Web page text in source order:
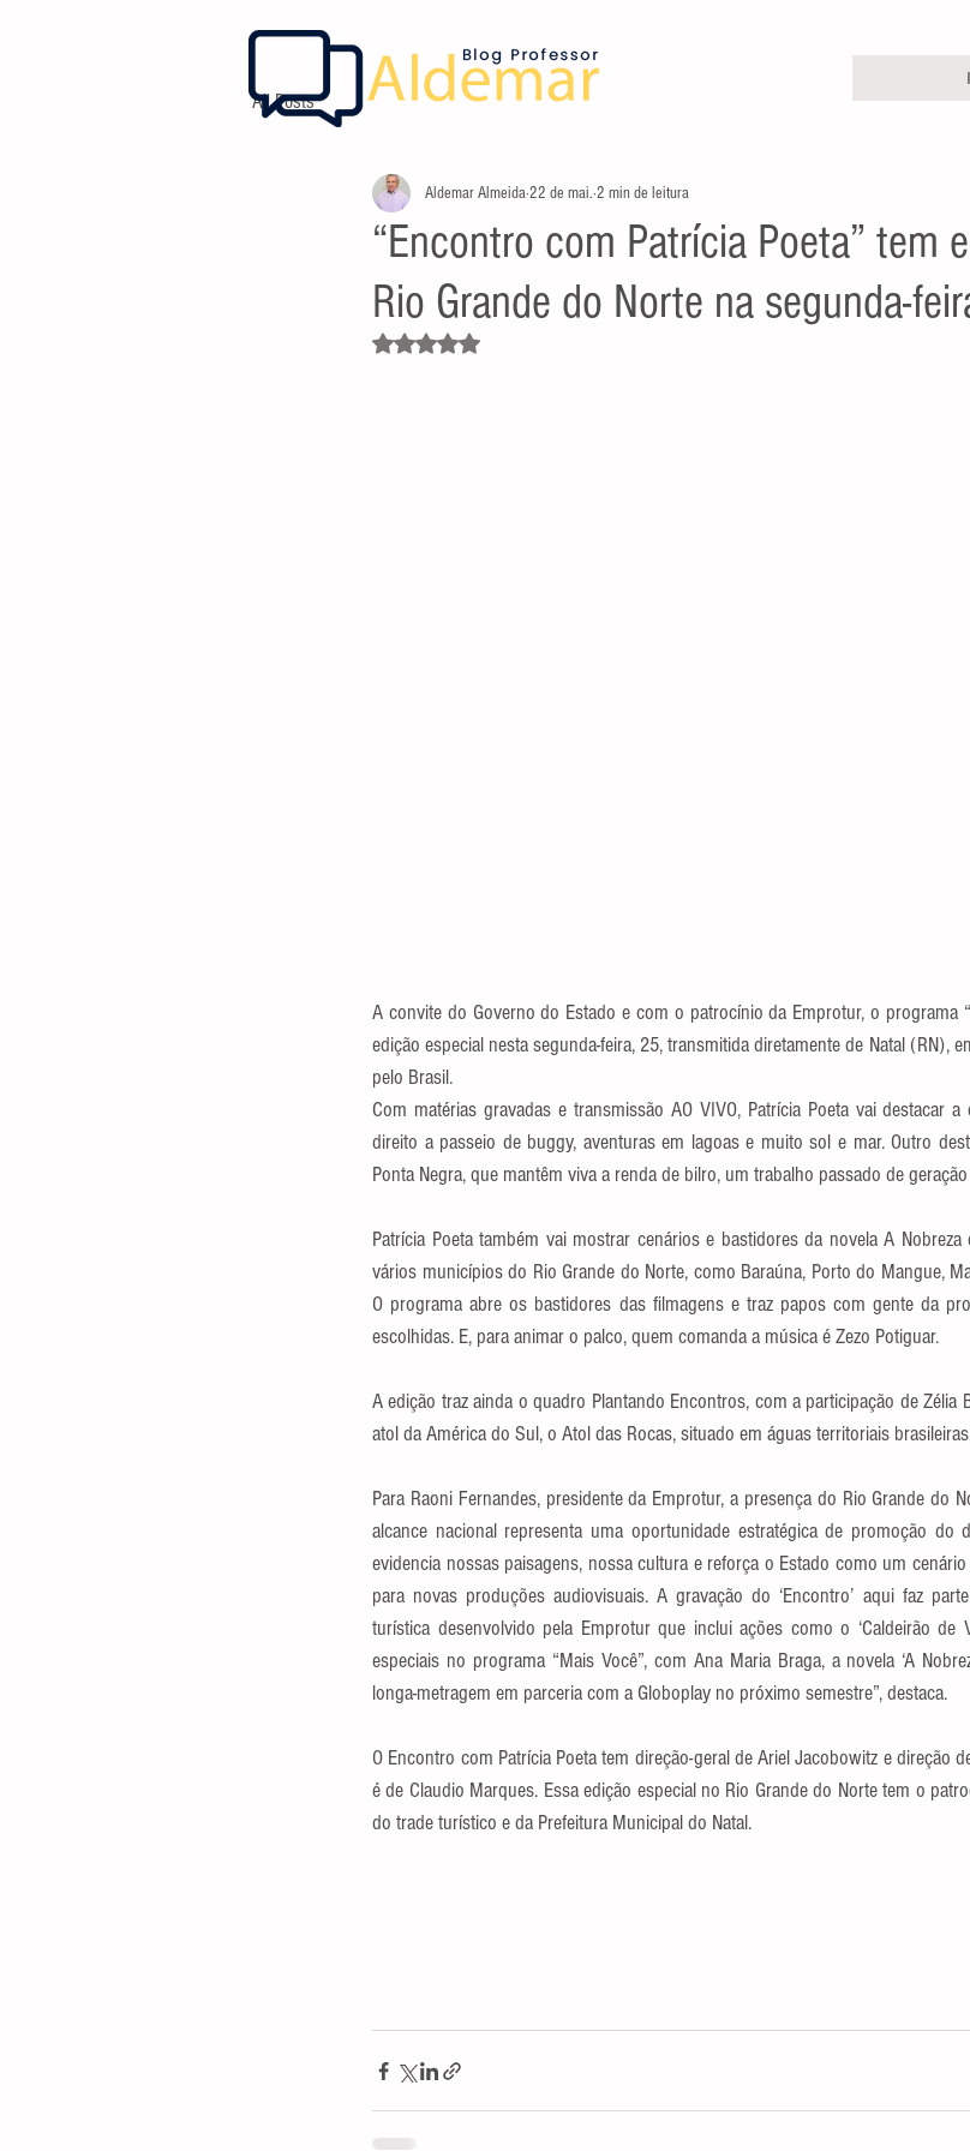
All Posts
“Encontro com Patrícia Poeta” tem
Rio Grande do Norte na segunda-
Aldemar Almeida22 de mai. 2 min de leitura
Avaliado com NaN de 5 estrelas.
A convite do Governo do Estado e com o patrocínio da Emprotur, o programa
edição especial nesta segunda-feira, 25, transmitida diretamente de Natal (RN),
pelo Brasil.
Com matérias gravadas e transmissão AO VIVO, Patrícia Poeta vai destacar
direito a passeio de buggy, aventuras em lagoas e muito sol e mar. Outro
Ponta Negra, que mantêm viva a renda de bilro, um trabalho passado de
Patrícia Poeta também vai mostrar cenários e bastidores da novela A
vários municípios do Rio Grande do Norte, como Baraúna, Porto do Mangue,
O programa abre os bastidores das filmagens e traz papos com gente da
escolhidas. E, para animar o palco, quem comanda a música é Zezo Potiguar.
A edição traz ainda o quadro Plantando Encontros, com a participação de
atol da América do Sul, o Atol das Rocas, situado em águas territoriais
Para Raoni Fernandes, presidente da Emprotur, a presença do Rio Grande do
alcance nacional representa uma oportunidade estratégica de promoção do
evidencia nossas paisagens, nossa cultura e reforça o Estado como um
para novas produções audiovisuais. A gravação do ‘Encontro’ aqui faz
turística desenvolvido pela Emprotur que inclui ações como o ‘Caldeirão de
especiais no programa “Mais Você”, com Ana Maria Braga, a novela ‘A
longa-metragem em parceria com a Globoplay no próximo semestre”, destaca.
O Encontro com Patrícia Poeta tem direção-geral de Ariel Jacobowitz e direção
é de Claudio Marques. Essa edição especial no Rio Grande do Norte tem o
do trade turístico e da Prefeitura Municipal do Natal.